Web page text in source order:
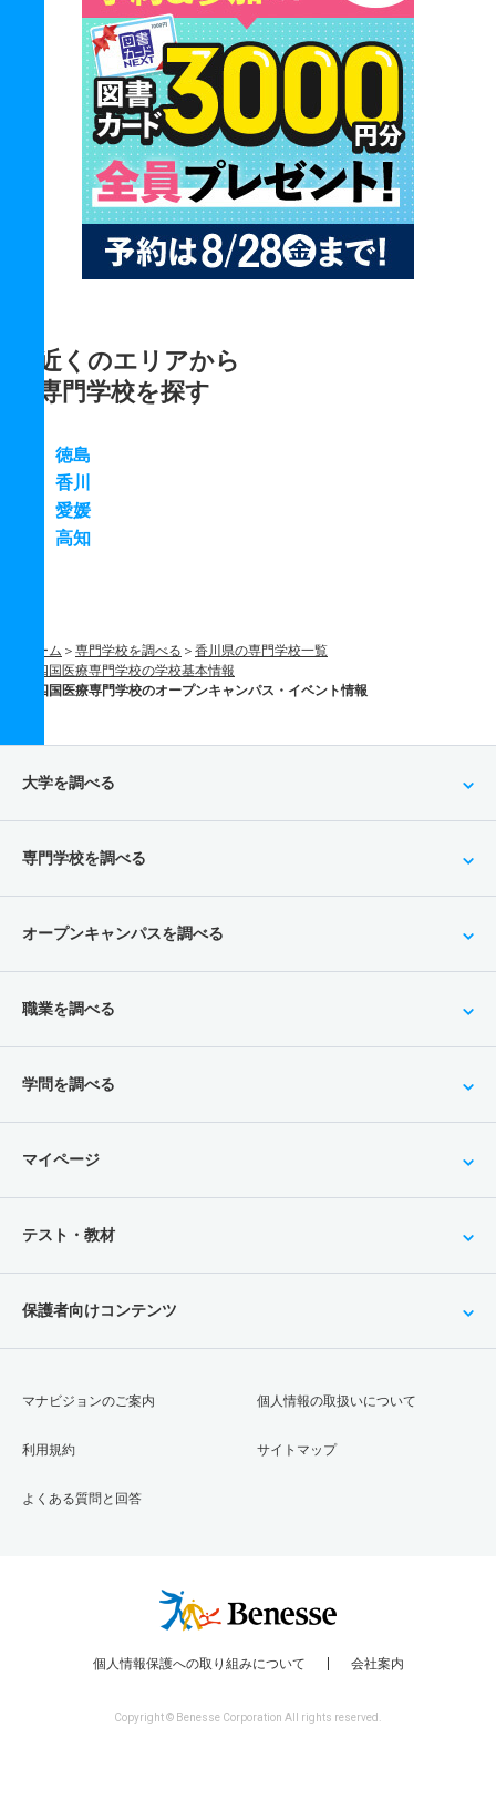
近くのエリアから
専門学校を探す
徳島
香川
愛媛
高知
ホーム 専門学校を調べる
香川県の専門学校一覧
四国医療専門学校の学校基本情報
四国医療専門学校のオープンキャンパス・イベント情報
大学を調べる
専門学校を調べる
オープンキャンパスを調べる
職業を調べる
学問を調べる
マイページ
テスト・教材
保護者向けコンテンツ
マナビジョンのご案内
利用規約
よくある質問と回答
個人情報の取扱いについて
サイトマップ
個人情報保護への取り組みについて 会社案内
Copyright © Benesse Corporation All rights reserved.